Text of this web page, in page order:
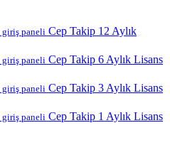
giriş paneli Cep Takip 12 Aylık
giriş paneli Cep Takip 6 Aylık Lisans
giriş paneli Cep Takip 3 Aylık Lisans
giriş paneli Cep Takip 1 Aylık Lisans